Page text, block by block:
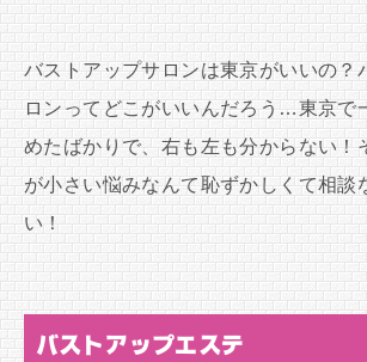
バストアップサロンは東京がいいの？
ロンってどこがいいんだろう…東京で
めたばかりで、右も左も分からない！
が小さい悩みなんて恥ずかしくて相談
い！
バストアップエステ